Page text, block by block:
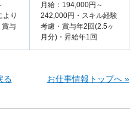
り
賞与
月給：194,000円～
242,000円・スキル経験
考慮・賞与年2回(2.5ヶ
月分)・昇給年1回
る お仕事情報トップへ »